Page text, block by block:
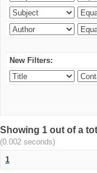
New Filters:
Showing 1 out of a
(0.002 seconds)
1